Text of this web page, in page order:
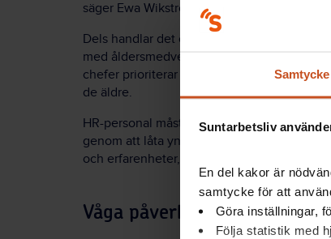
Samtycke
Suntarbetsliv
En del kakor är
samtycke för att
Göra inställningar,
Följa statistik med
säger Ewa Wikström.
Dels handlar det om att HR-personal måste
med åldersmedvetet ledarskap. Annars är
chefer prioriterar kortsiktiga ekonomiska
de äldre.
HR-personal måste också synliggöra
genom att låta yngre och äldre
och erfarenheter, och samarbeta för att lösa
Våga påverka